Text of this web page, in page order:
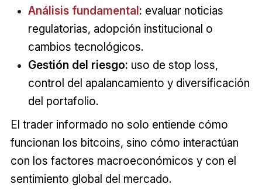
Análisis fundamental: evaluar noticias
regulatorias, adopción institucional o
cambios tecnológicos.
Gestión del riesgo: uso de stop loss,
control del apalancamiento y diversificación
del portafolio.
El trader informado no solo entiende cómo
funcionan los bitcoins, sino cómo interactúan
con los factores macroeconómicos y con el
sentimiento global del mercado.